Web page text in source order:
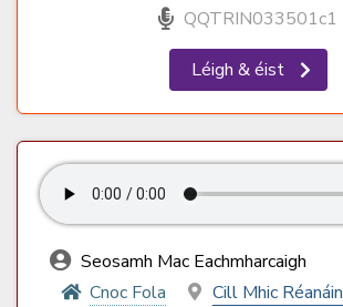
QQTRIN033501c1
Léigh & éist
Seosamh Mac Eachmharcaigh
Cnoc Fola
Cill Mhic Réanáin